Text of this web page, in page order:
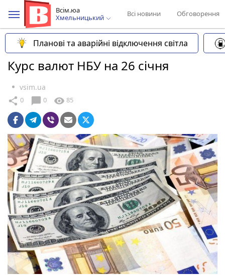
Всім.юа
Хмельницький
Всі новини Обговорення
Планові та аварійні відключення світла
Курс валют НБУ на 26 січня
vsim.ua
share 0 chat_bubble 0 visibility 85